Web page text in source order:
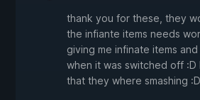
thank you for these, they
the infiante items needs
giving me infinate items
when it was switched off :D
that they where smashing :D